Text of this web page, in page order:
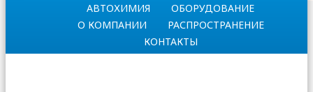
АВТОХИМИЯ
ОБОРУДОВАНИЕ
О КОМПАНИИ
РАСПРОСТРАНЕНИЕ
КОНТАКТЫ